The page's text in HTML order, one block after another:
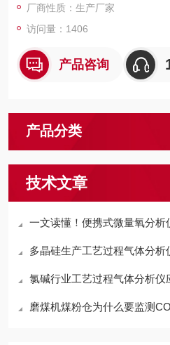
采用固态怀特池技术，提供10m
具有更好的稳定性；精细的温度补
厂商性质：生产厂家
访问量：1406
产品咨询
产品分类
技术文章
一文读懂！便携式微量氧分析
多晶硅生产工艺过程气体分析
氯碱行业工艺过程气体分析仪
磨煤机煤粉仓为什么要监测